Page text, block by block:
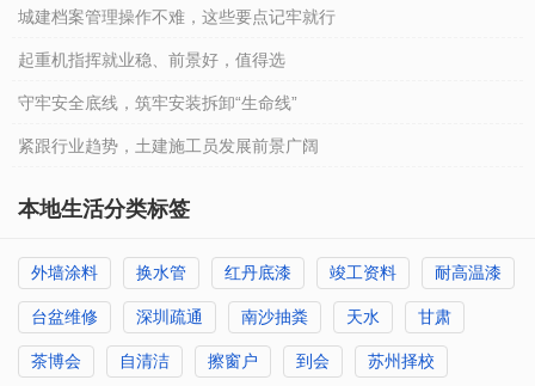
城建档案管理操作不难，这些要点记牢就行
起重机指挥就业稳、前景好，值得选
守牢安全底线，筑牢安装拆卸“生命线”
紧跟行业趋势，土建施工员发展前景广阔
本地生活分类标签
外墙涂料 换水管 红丹底漆 竣工资料 耐高温漆
台盆维修 深圳疏通 南沙抽粪 天水 甘肃
茶博会 自清洁 擦窗户 到会 苏州择校